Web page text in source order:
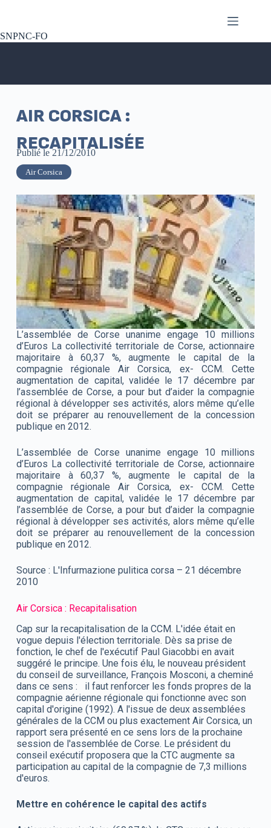
SNPNC-FO
AIR CORSICA :
RECAPITALISÉE
Publié le 21/12/2010
Air Corsica
L’assemblée de Corse unanime engage 10 millions
d’Euros La collectivité territoriale de Corse, actionnaire
majoritaire à 60,37 %, augmente le capital de la
compagnie régionale Air Corsica, ex- CCM. Cette
augmentation de capital, validée le 17 décembre par
l’assemblée de Corse, a pour but d’aider la compagnie
régional à développer ses activités, alors même qu’elle
doit se préparer au renouvellement de la concession
publique en 2012.
L’assemblée de Corse unanime engage 10 millions
d’Euros La collectivité territoriale de Corse, actionnaire
majoritaire à 60,37 %, augmente le capital de la
compagnie régionale Air Corsica, ex- CCM. Cette
augmentation de capital, validée le 17 décembre par
l’assemblée de Corse, a pour but d’aider la compagnie
régional à développer ses activités, alors même qu’elle
doit se préparer au renouvellement de la concession
publique en 2012.
Source : L'Infurmazione pulitica corsa – 21 décembre
2010
Air Corsica : Recapitalisation
Cap sur la recapitalisation de la CCM. L'idée était en
vogue depuis l'élection territoriale. Dès sa prise de
fonction, le chef de l'exécutif Paul Giacobbi en avait
suggéré le principe. Une fois élu, le nouveau président
du conseil de surveillance, François Mosconi, a cheminé
dans ce sens : il faut renforcer les fonds propres de la
compagnie aérienne régionale qui fonctionne avec son
capital d'origine (1992). A l'issue de deux assemblées
générales de la CCM ou plus exactement Air Corsica, un
rapport sera présenté en ce sens lors de la prochaine
session de l'assemblée de Corse. Le président du
conseil exécutif proposera que la CTC augmente sa
participation au capital de la compagnie de 7,3 millions
d'euros.
Mettre en cohérence le capital des actifs